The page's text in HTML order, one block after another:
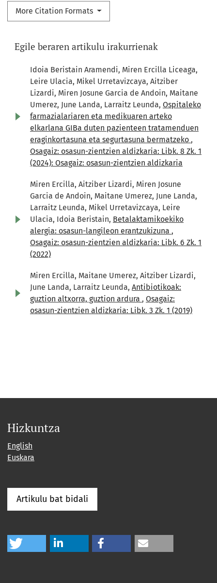
More Citation Formats
Egile beraren artikulu irakurrienak
Idoia Beristain Aramendi, Miren Ercilla Liceaga,
Leire Ulacia, Mikel Urretavizcaya, Aitziber
Lizardi, Miren Josune Garcia de Andoin, Maitane
Umerez, June Landa, Larraitz Leunda, Ospitaleko
farmazialariaren eta medikuaren arteko
elkarlana GIBa duten pazienteen tratamenduen
eraginkortasuna eta segurtasuna bermatzeko ,
Osagaiz: osasun-zientzien aldizkaria: Libk. 8 Zk. 1
(2024): Osagaiz: osasun-zientzien aldizkaria
Miren Ercilla, Aitziber Lizardi, Miren Josune
Garcia de Andoin, Maitane Umerez, June Landa,
Larraitz Leunda, Mikel Urretavizcaya, Leire
Ulacia, Idoia Beristain, Betalaktamikoekiko
alergia: osasun-langileon erantzukizuna ,
Osagaiz: osasun-zientzien aldizkaria: Libk. 6 Zk. 1
(2022)
Miren Ercilla, Maitane Umerez, Aitziber Lizardi,
June Landa, Larraitz Leunda, Antibiotikoak:
guztion altxorra, guztion ardura , Osagaiz:
osasun-zientzien aldizkaria: Libk. 3 Zk. 1 (2019)
Hizkuntza
English
Euskara
Artikulu bat bidali